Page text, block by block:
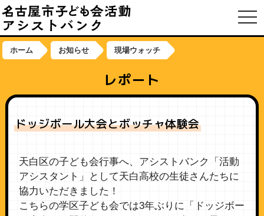
ホーム お知らせ 現場ウォッチ
レポート
ドッジボール大会とボッチャ体験会
天白区の子ども会行事へ、アシストバンク「活動
アシスタント」として天白高校の生徒さんたちに
協力いただきました！
こちらの学区子ども会では3年ぶりに「ドッジボー